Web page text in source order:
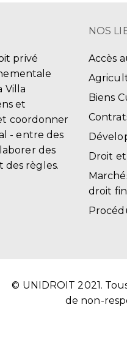
privé
Villa
et
coordonner
- entre des
des
des règles.
NOS
Accès
Biens
Droit
droit
© UNIDROIT 2021.
de non-